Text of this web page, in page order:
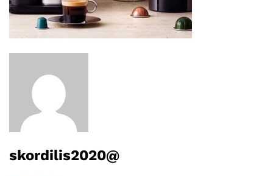
skordilis2020@